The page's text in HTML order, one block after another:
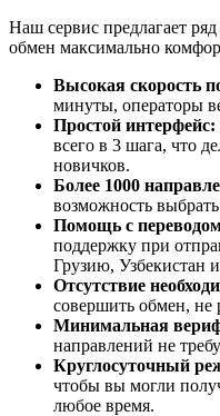
Наш сервис предлагает
обмен максимально
Высокая скорость
минуты, операторы
Простой интерфейс:
всего в 3 шага, что
новичков.
Более 1000
возможность
Помощь с
поддержку при
Грузию, Узбекистан
Отсутствие
совершить обмен, не
Минимальная
направлений не
Круглосуточный
чтобы вы могли
любое время.